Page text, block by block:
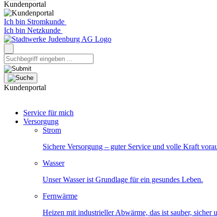
Kundenportal
Ich bin Stromkunde
Ich bin Netzkunde
Kundenportal
Service für mich
Versorgung
Strom
Sichere Versorgung – guter Service und volle Kraft
Wasser
Unser Wasser ist Grundlage für ein gesundes Leben.
Fernwärme
Heizen mit industrieller Abwärme, das ist sauber, sicher